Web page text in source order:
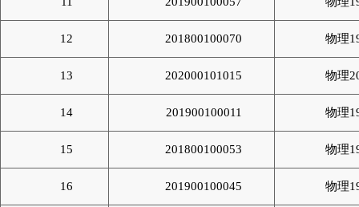
12 201800100070 物理
13 202000101015 物理
14 201900100011 物理
15 201800100053 物理
16 201900100045 物理